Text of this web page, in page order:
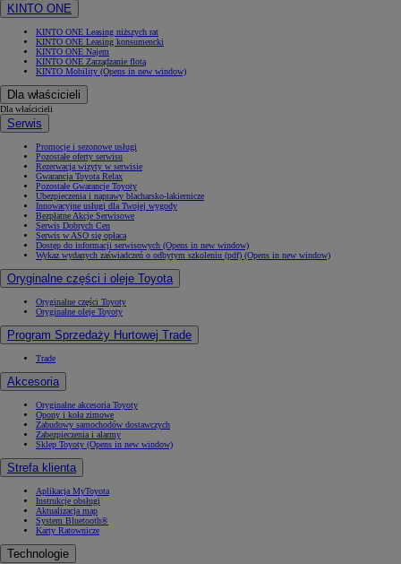
KINTO ONE
KINTO ONE Leasing niższych rat
KINTO ONE Leasing konsumencki
KINTO ONE Najem
KINTO ONE Zarządzanie flotą
KINTO Mobility (Opens in new window)
Dla właścicieli
Dla właścicieli
Serwis
Promocje i sezonowe usługi
Pozostałe oferty serwisu
Rezerwacja wizyty w serwisie
Gwarancja Toyota Relax
Pozostałe Gwarancje Toyoty
Ubezpieczenia i naprawy blacharsko-lakiernicze
Innowacyjne usługi dla Twojej wygody
Bezpłatne Akcje Serwisowe
Serwis Dobrych Cen
Serwis w ASO się opłaca
Dostęp do informacji serwisowych (Opens in new window)
Wykaz wydanych zaświadczeń o odbytym szkoleniu (pdf) (Opens in new window)
Oryginalne części i oleje Toyota
Oryginalne części Toyoty
Oryginalne oleje Toyoty
Program Sprzedaży Hurtowej Trade
Trade
Akcesoria
Oryginalne akcesoria Toyoty
Opony i koła zimowe
Zabudowy samochodów dostawczych
Zabezpieczenia i alarmy
Sklep Toyoty (Opens in new window)
Strefa klienta
Aplikacja MyToyota
Instrukcje obsługi
Aktualizacja map
System Bluetooth®
Karty Ratownicze
Technologie